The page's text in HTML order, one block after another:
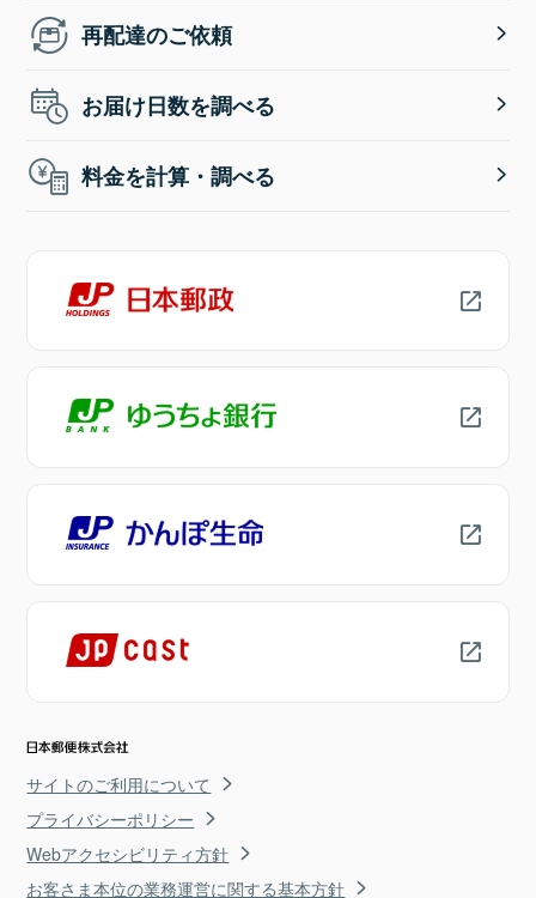
再配達のご依頼
お届け日数を調べる
料金を計算・調べる
サイトのご利用について
プライバシーポリシー
Webアクセシビリティ方針
お客さま本位の業務運営に関する基本方針